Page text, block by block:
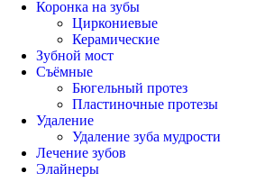
Коронка на зубы
Циркониевые
Керамические
Зубной мост
Съёмные
Бюгельный протез
Пластиночные протезы
Удаление
Удаление зуба мудрости
Лечение зубов
Элайнеры